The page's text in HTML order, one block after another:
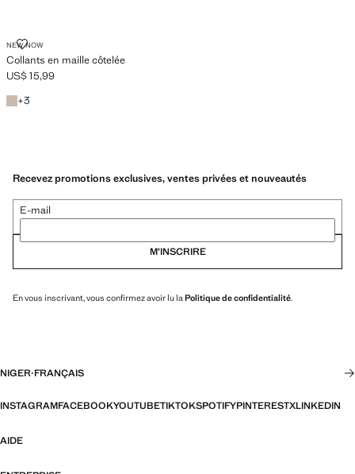
NEW NOW
Collants en maille côtelée
COLLANTS EN MAILLE CÔTELÉE
Prix actuel [US$ 15,99 ]
US$ 15,99
Marron moyen
+3
+3 couleurs
Recevez promotions exclusives, ventes privées et nouveautés
E-mail
M’INSCRIRE
En vous inscrivant, vous confirmez avoir lu la Politique de confidentialité.
NIGER·FRANÇAIS
INSTAGRAMFACEBOOKYOUTUBETIKTOKSPOTIFYPINTERESTXLINKEDIN
AIDE